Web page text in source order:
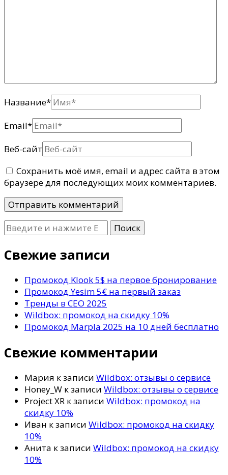
Название*
Email*
Веб-сайт
Сохранить моё имя, email и адрес сайта в этом
браузере для последующих моих комментариев.
Ищите
что-
то?
Свежие записи
Промокод Klook 5$ на первое бронирование
Промокод Yesim 5€ на первый заказ
Тренды в СЕО 2025
Wildbox: промокод на скидку 10%
Промокод Marpla 2025 на 10 дней бесплатно
Свежие комментарии
Мария к записи Wildbox: отзывы о сервисе
Honey_W к записи Wildbox: отзывы о сервисе
Project XR к записи Wildbox: промокод на
скидку 10%
Иван к записи Wildbox: промокод на скидку
10%
Анита к записи Wildbox: промокод на скидку
10%